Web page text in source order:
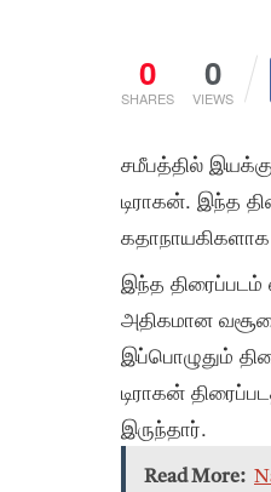
0
SHARES
0
VIEWS
சமீபத்தில்
டிராகன். இந்த
கதாநாயகிகளாக
இந்த திரைப்படம்
அதிகமான
இப்பொழுதும்
டிராகன்
இருந்தார்.
Read More: